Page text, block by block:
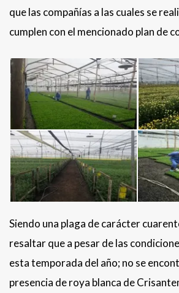
que las compañías a las cuales se
cumplen con el mencionado plan de
Siendo una plaga de carácter
resaltar que a pesar de las
esta temporada del año; no se
presencia de roya blanca de